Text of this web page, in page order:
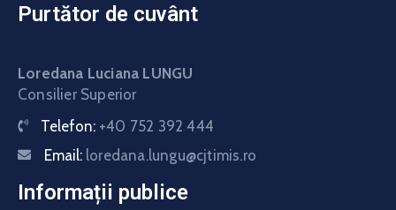
Purtător de cuvânt
Loredana Luciana LUNGU
Consilier Superior
Telefon: +40 752 392 444
Email: loredana.lungu@cjtimis.ro
Informații publice